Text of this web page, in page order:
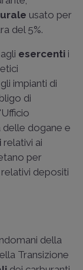
usato per
del 5%.
esercenti i
impianti di
di
dogane e
relativi ai
per
depositi
della
Transizione